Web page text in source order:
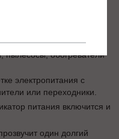
монитор или
нагрузка
максимальную
оборудование как
пылесосы, обогреватели
электропитания с
или переходники.
питания включится и
один долгий